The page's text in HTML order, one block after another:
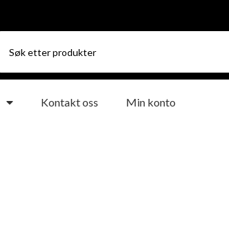
Kontakt oss Min konto